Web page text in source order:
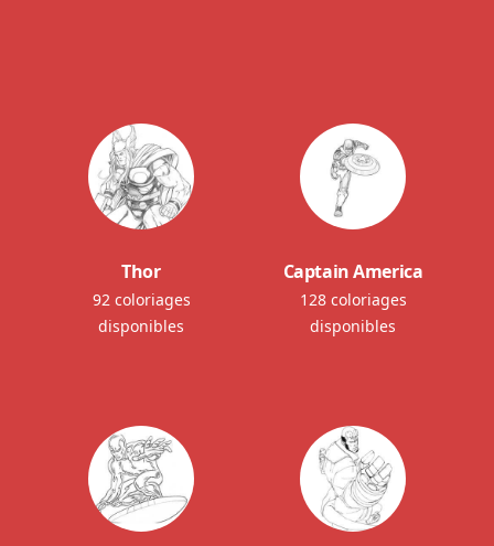
Thor
92 coloriages
disponibles
Captain America
128 coloriages
disponibles